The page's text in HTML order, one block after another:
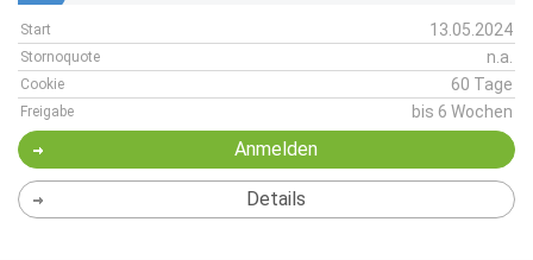
Start 13.05.2024
Stornoquote n.a.
Cookie 60 Tage
Freigabe bis 6 Wochen
Anmelden
Details